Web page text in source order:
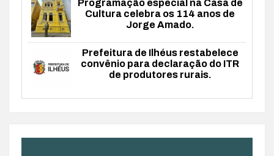
Programação especial na Casa de
Cultura celebra os 114 anos de
Jorge Amado.
Prefeitura de Ilhéus restabelece
convênio para declaração do ITR
de produtores rurais.